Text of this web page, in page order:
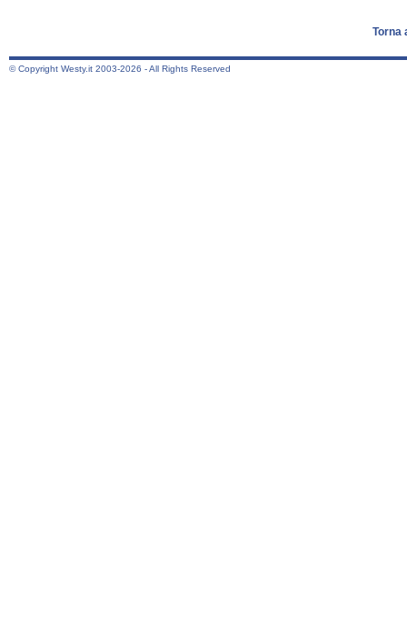
Torna
© Copyright Westy.it 2003-2026 - All Rights Reserved